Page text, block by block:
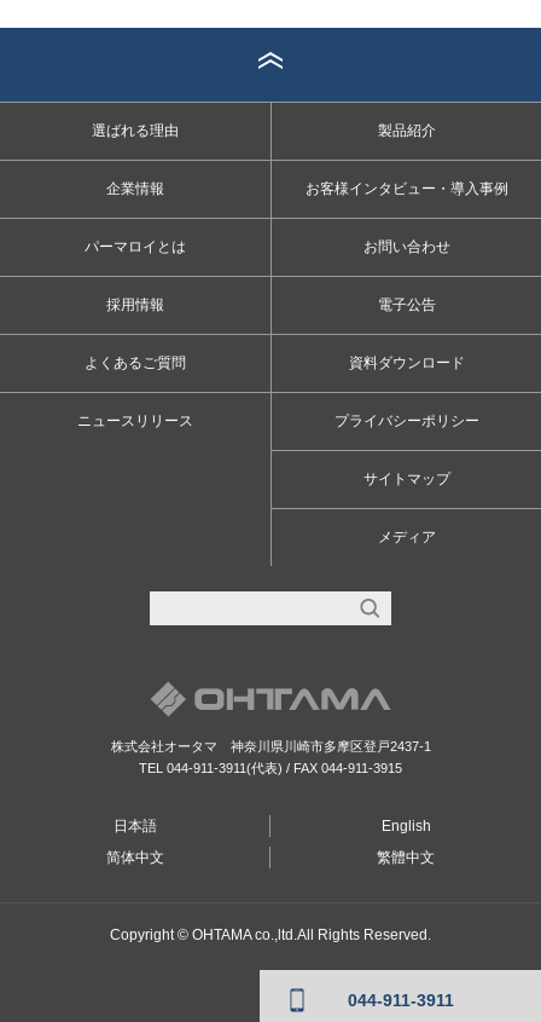
044-911-3911
選ばれる理由 製品紹介
企業情報 お客様インタビュー・導入事例
パーマロイとは
採用情報
よくあるご質問
ニュースリリース
お問い合わせ
電子公告
資料ダウンロード
プライバシーポリシー
サイトマップ
メディア
株式会社オータマ 神奈川県川崎市多摩区登戸2437-1
TEL 044-911-3911 (代表) / FAX 044-911-3915
日本語
English
简体中文
繁體中文
Copyright © OHTAMA co.,ltd.All Rights Reserved.